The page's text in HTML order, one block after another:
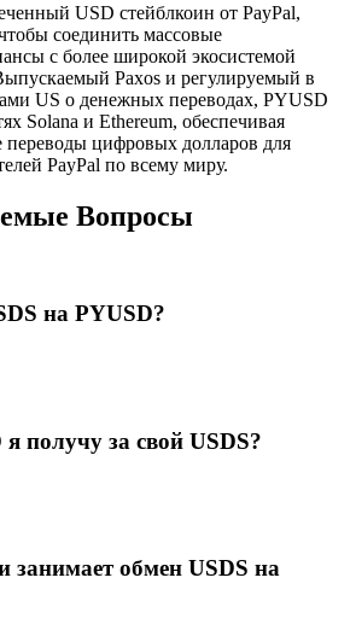
USD стейблкоин от PayPal,
соединить массовые
с более широкой экосистемой
Paxos и регулируемый в
US о денежных переводах, PYUSD
Solana и Ethereum, обеспечивая
переводы цифровых долларов для
PayPal по всему миру.
Вопросы
на PYUSD?
получу за свой USDS?
занимает обмен USDS на